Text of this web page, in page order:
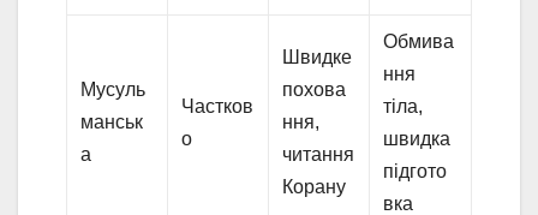
Мусуль
манськ
а
Частков
о
Швидке
похова
ння,
читання
Корану
Обмива
ння
тіла,
швидка
підгото
вка